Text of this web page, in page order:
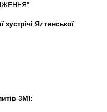
зустрічі Ялтинської
ЗМІ: